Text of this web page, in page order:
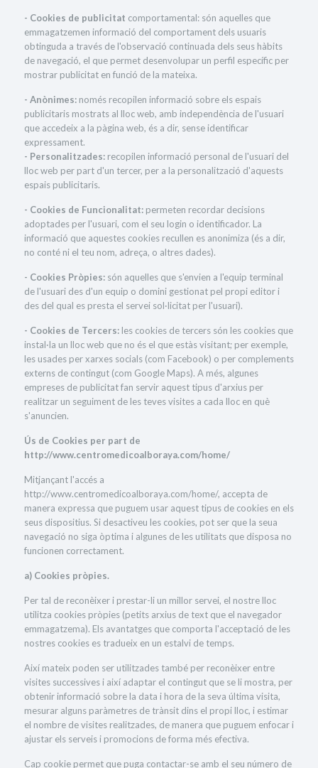
- Cookies de publicitat comportamental: són aquelles que
emmagatzemen informació del comportament dels usuaris
obtinguda a través de l'observació continuada dels seus hàbits
de navegació, el que permet desenvolupar un perfil específic per
mostrar publicitat en funció de la mateixa.
- Anònimes:només recopilen informació sobre els espais
publicitaris mostrats al lloc web, amb independència de l'usuari
que accedeix a la pàgina web, és a dir, sense identificar
expressament.
- Personalitzades:recopilen informació personal de l'usuari del
lloc web per part d'un tercer, per a la personalització d'aquests
espais publicitaris.
- Cookies de Funcionalitat:permeten recordar decisions
adoptades per l'usuari, com el seu login o identificador. La
informació que aquestes cookies recullen es anonimiza (és a dir,
no conté ni el teu nom, adreça, o altres dades).
- Cookies Pròpies:són aquelles que s'envien a l'equip terminal
de l'usuari des d'un equip o domini gestionat pel propi editor i
des del qual es presta el servei sol·licitat per l'usuari).
- Cookies de Tercers:les cookies de tercers són les cookies que
instal·la un lloc web que no és el que estàs visitant; per exemple,
les usades per xarxes socials (com Facebook) o per complements
externs de contingut (com Google Maps). A més, algunes
empreses de publicitat fan servir aquest tipus d'arxius per
realitzar un seguiment de les teves visites a cada lloc en què
s'anuncien.
Ús de Cookies per part de
http://www.centromedicoalboraya.com/home/
Mitjançant l'accés a
http://www.centromedicoalboraya.com/home/, accepta de
manera expressa que puguem usar aquest tipus de cookies en els
seus dispositius. Si desactiveu les cookies, pot ser que la seua
navegació no siga òptima i algunes de les utilitats que disposa no
funcionen correctament.
a) Cookies pròpies.
Per tal de reconèixer i prestar-li un millor servei, el nostre lloc
utilitza cookies pròpies (petits arxius de text que el navegador
emmagatzema). Els avantatges que comporta l'acceptació de les
nostres cookies es tradueix en un estalvi de temps.
Així mateix poden ser utilitzades també per reconèixer entre
visites successives i així adaptar el contingut que se li mostra, per
obtenir informació sobre la data i hora de la seva última visita,
mesurar alguns paràmetres de trànsit dins el propi lloc, i estimar
el nombre de visites realitzades, de manera que puguem enfocar i
ajustar els serveis i promocions de forma més efectiva.
Cap cookie permet que puga contactar-se amb el seu número de